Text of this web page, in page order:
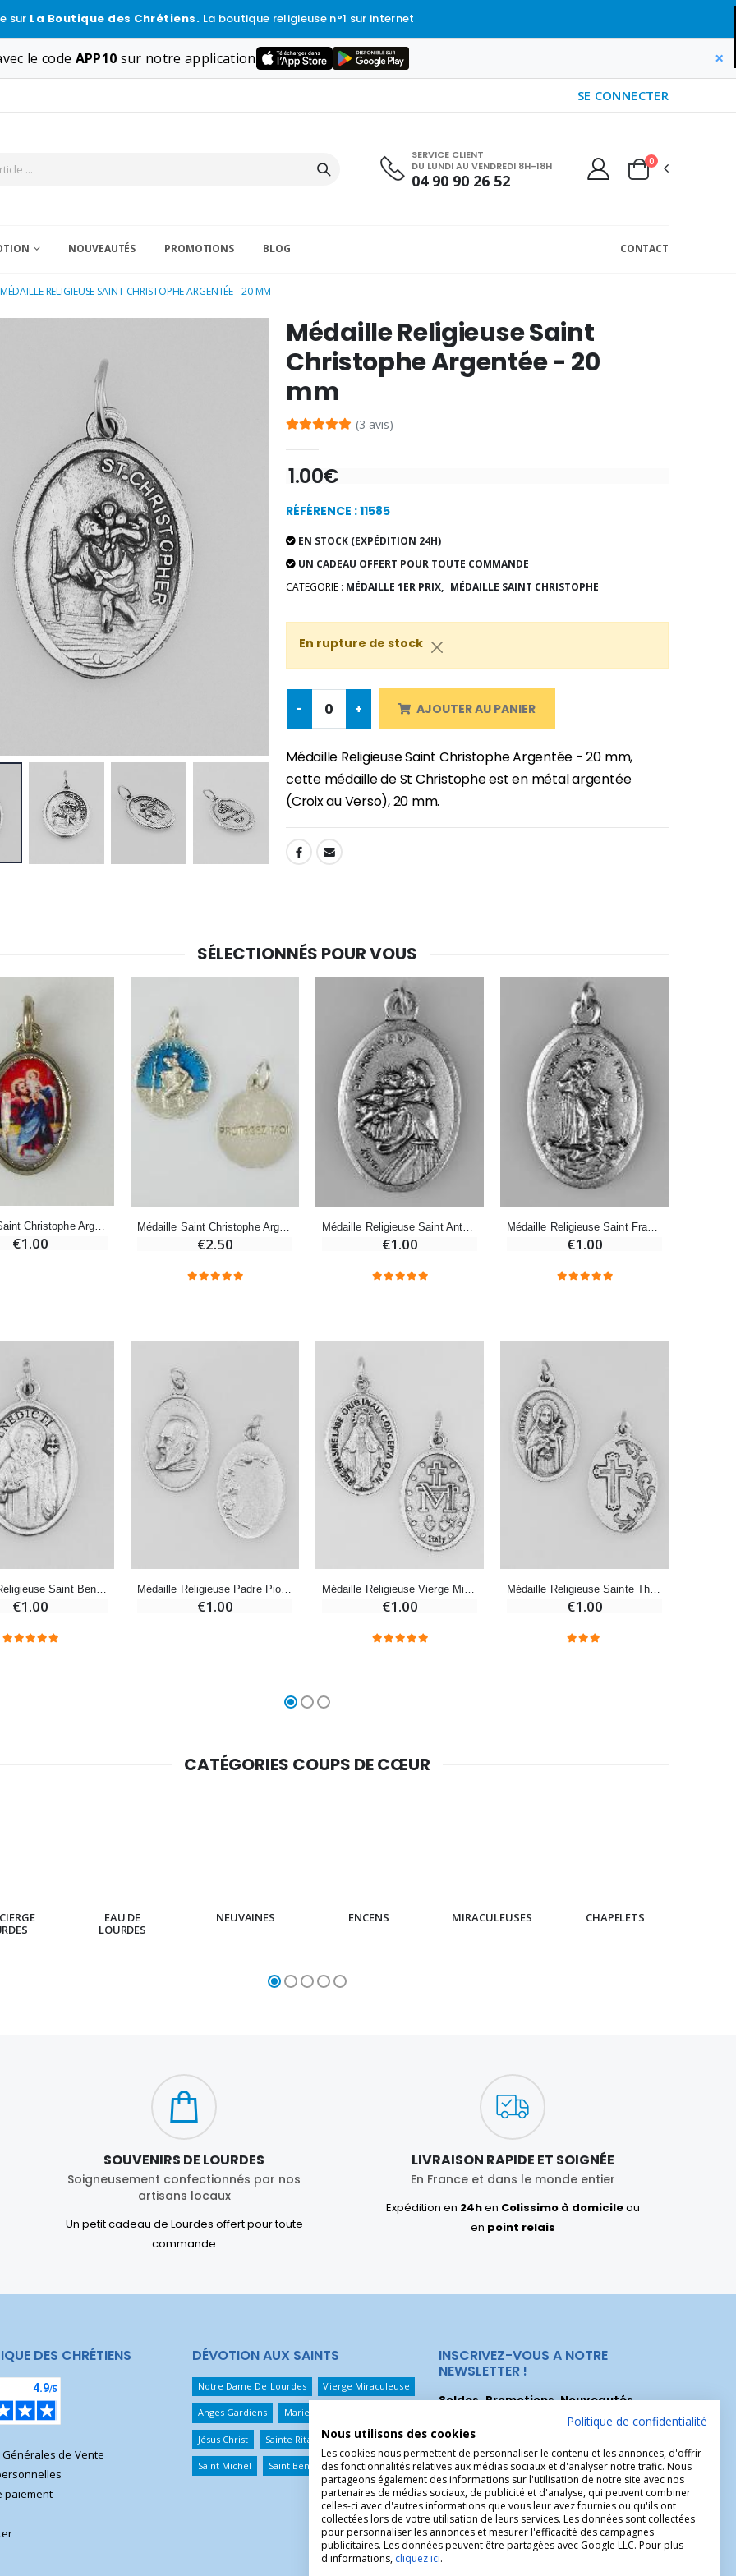
sur La Boutique des Chrétiens. La boutique religieuse n°1 sur internet
le code APP10 sur notre application ×
SE CONNECTER
SERVICE CLIENT
DU LUNDI AU VENDREDI 8H-18H
04 90 90 26 52
0
NOUVEAUTÉS PROMOTIONS BLOG CONTACT
MÉDAILLE RELIGIEUSE SAINT CHRISTOPHE ARGENTÉE - 20 MM
-30%
€10.00 €7.00
-20%
€7.90
-10%
€5.50 €4.95
€6.00
€21.90
€130.00
€2.50
Chapelet de Lourdes en Bois
Une bougie 150 gr et votre Prière déposées à Lourdes
€10.00
-20%
-10%
€5.50 €4.95
Médaille Religieuse Saint
Christophe Argentée - 20
mm
(3 avis)
1.00€
RÉFÉRENCE : 11585
EN STOCK (EXPÉDITION 24H)
UN CADEAU OFFERT POUR TOUTE COMMANDE
CATEGORIE : MÉDAILLE 1ER PRIX, MÉDAILLE SAINT CHRISTOPHE
En rupture de stock
- + AJOUTER AU PANIER
Médaille Religieuse Saint Christophe Argentée - 20 mm,
cette médaille de St Christophe est en métal argentée
(Croix au Verso), 20 mm.
SHARE:
SÉLECTIONNÉS POUR VOUS
Médaille Saint Christophe Argentée - 15mm
€1.00
Médaille Saint Christophe Argentée & Émail Bleu - 18 mm
€2.50
Médaille Religieuse Saint Antoine Argentée
€1.00
Médaille Religieuse Saint François Argentée
€1.00
Médaille Religieuse Saint Benoît Argentée
€1.00
Médaille Religieuse Padre Pio Argentée
€1.00 €1.00
Médaille Religieuse Sainte Thérèse Argentée
€1.00
CATÉGORIES COUPS DE CŒUR
EAU DE
LOURDES
NEUVAINES ENCENS MIRACULEUSES CHAPELETS
SOUVENIRS DE LOURDES
Soigneusement confectionnés par nos
artisans locaux
Un petit cadeau de Lourdes offert pour toute
commande
LIVRAISON RAPIDE ET SOIGNÉE
En France et dans le monde entier
Expédition en 24hen Colissimo à domicileou
en point relais
DES CHRÉTIENS
de Vente
paiement
DÉVOTION AUX SAINTS
Notre Dame De Lourdes Vierge Miraculeuse
Anges Gardiens Marie Qui Défait Les Noeuds
Jésus Christ Sainte Rita Sainte Thérèse
Saint Michel Saint Benoît Saint Christophe
INSCRIVEZ-VOUS A NOTRE
NEWSLETTER !
Soldes, Promotions, Nouveautés...
Inscrivez-vous maintenant pour recevoir
nos meilleures offres.
Politique de confidentialité
Nous utilisons des cookies
Les cookies nous permettent de personnaliser le contenu et les annonces, d'offrir
des fonctionnalités relatives aux médias sociaux et d'analyser notre trafic. Nous
partageons également des informations sur l'utilisation de notre site avec nos
partenaires de médias sociaux, de publicité et d'analyse, qui peuvent combiner
celles-ci avec d'autres informations que vous leur avez fournies ou qu'ils ont
collectées lors de votre utilisation de leurs services. Les données sont collectées
pour personnaliser les annonces et mesurer l'efficacité des campagnes
publicitaires. Les données peuvent être partagées avec Google LLC. Pour plus
d'informations, cliquez ici.